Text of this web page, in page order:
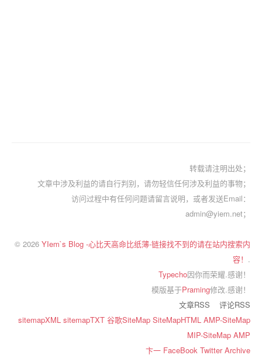
转载请注明出处；
文章中涉及利益的请自行判别，请勿轻信任何涉及利益的事物；
访问过程中有任何问题请留言说明，或者发送Email：
admin@yiem.net；
© 2026 YIem`s Blog -心比天高命比纸薄-链接找不到的请在站内搜索内
容！ .
Typecho因你而荣耀.感谢！
模版基于Praming修改.感谢！
文章RSS
评论RSS
sitemapXML sitemapTXT 谷歌SiteMap SiteMapHTML AMP-SiteMap
MIP-SiteMap AMP
卞一 FaceBook TwitterArchive